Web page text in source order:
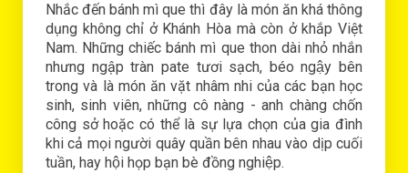
Nhắc đến bánh mì que thì đây là món ăn khá thông
dụng không chỉ ở Khánh Hòa mà còn ở khắp Việt
Nam. Những chiếc bánh mì que thon dài nhỏ nhắn
nhưng ngập tràn pate tươi sạch, béo ngậy bên
trong và là món ăn vặt nhâm nhi của các bạn học
sinh, sinh viên, những cô nàng - anh chàng chốn
công sở hoặc có thể là sự lựa chọn của gia đình
khi cả mọi người quây quần bên nhau vào dịp cuối
tuần, hay hội họp bạn bè đồng nghiệp.